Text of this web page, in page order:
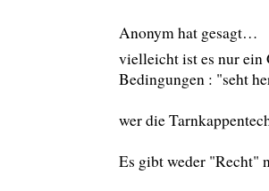
Anonym hat gesagt…
vielleicht ist es nur ein
Bedingungen : "seht
wer die
Es gibt weder "Recht"